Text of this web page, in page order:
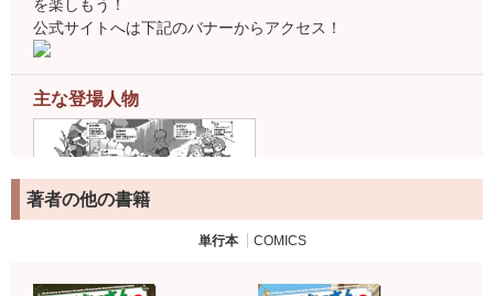
を楽しもう！
公式サイトへは下記のバナーからアクセス！
主な登場人物
著者の他の書籍
単行本 COMICS